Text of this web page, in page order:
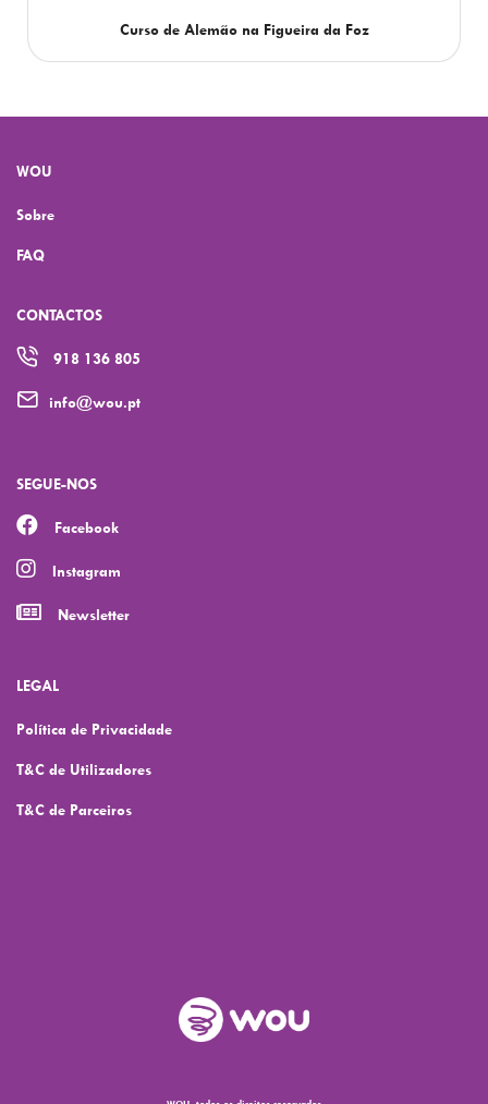
Curso de Alemão na Figueira da Foz
WOU
Sobre
FAQ
CONTACTOS
918 136 805
info@wou.pt
SEGUE-NOS
Facebook
Instagram
Newsletter
LEGAL
Política de Privacidade
T&C de Utilizadores
T&C de Parceiros